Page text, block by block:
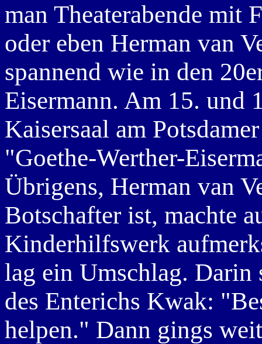
man Theaterabende mit
oder eben Herman van
spannend wie in den
Eisermann. Am 15. und
Kaisersaal am
"Goethe-Werther-
Übrigens, Herman van
Botschafter ist, machte
Kinderhilfswerk
lag ein Umschlag. Darin
des Enterichs Kwak:
helpen." Dann gings